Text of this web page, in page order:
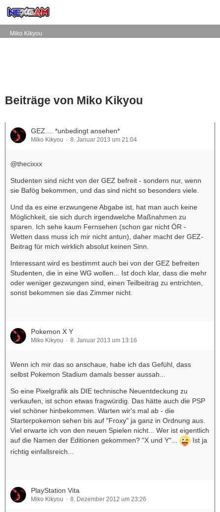
Miko Kikyou
Beiträge von Miko Kikyou
GEZ.... *unbedingt ansehen*
Miko Kikyou 8. Januar 2013 um 21:04
@thecixxx
Studenten sind nicht von der GEZ befreit - sondern nur, wenn
sie Bafög bekommen, und das sind nicht so besonders viele.
Und da es eine erzwungene Abgabe ist, hat man auch keine
Möglichkeit, sie sich durch irgendwelche Maßnahmen zu
sparen. Ich sehe kaum Fernsehen (schon gar nicht ÖR -
Wetten dass muss ich mir nicht antun), daher macht der GEZ-
Beitrag für mich wirklich absolut keinen Sinn.
Interessant wird es bestimmt auch bei von der GEZ befreiten
Studenten, die in eine WG wollen... Ist doch klar, dass die mehr
oder weniger gezwungen sind, einen Teilbeitrag zu entrichten,
sonst bekommen sie das Zimmer nicht.
Pokemon X Y
Miko Kikyou 8. Januar 2013 um 13:16
Wenn ich mir das so anschaue, habe ich das Gefühl, dass
selbst Pokemon Stadium damals besser aussah...
So eine Pixelgrafik als DIE technische Neuentdeckung zu
verkaufen, ist schon etwas fragwürdig. Das hätte auch die PSP
viel schöner hinbekommen. Warten wir's mal ab - die
Starterpokemon sehen bis auf "Froxy" ja ganz in Ordnung aus.
Viel erwarte ich von den neuen Spielen nicht... Wer ist eigentlich
auf die Namen der Editionen gekommen? "X und Y"...
Ist ja
richtig einfallsreich...
PlayStation Vita
Miko Kikyou 8. Dezember 2012 um 23:26